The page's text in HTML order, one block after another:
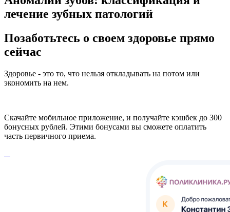
лечение зубных патологий
Позаботьтесь о своем здоровье прямо
сейчас
Здоровье - это то, что нельзя откладывать на потом или
экономить на нем.
Скачайте мобильное приложение, и получайте кэшбек до 300
бонусных рублей. Этими бонусами вы сможете оплатить
часть первичного приема.